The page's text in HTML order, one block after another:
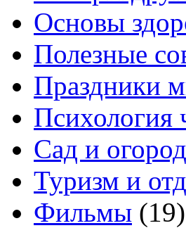
Основы
Полезные
Праздники
Психология
Сад и огород
Туризм и
Фильмы (19)